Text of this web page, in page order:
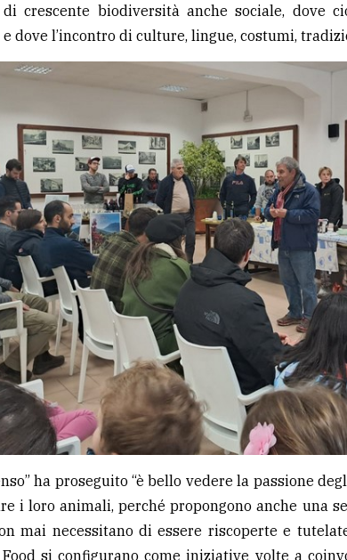
crescente biodiversità anche sociale, dove
dove l’incontro di culture, lingue, costumi,
ha proseguito “è bello vedere la passione
i loro animali, perché propongono anche una
mai necessitano di essere riscoperte e
Food si configurano come iniziative volte a